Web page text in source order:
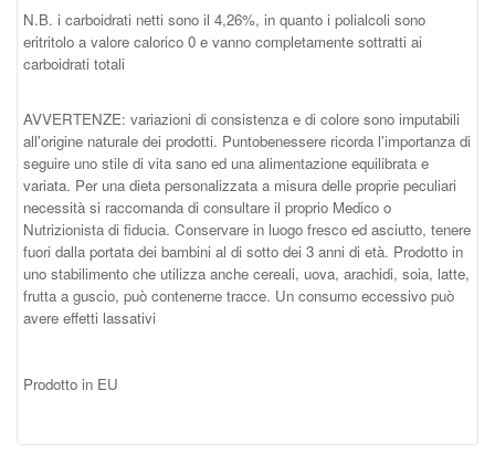
N.B. i carboidrati netti sono il 4,26%, in quanto i polialcoli sono
eritritolo a valore calorico 0 e vanno completamente sottratti ai
carboidrati totali
AVVERTENZE: variazioni di consistenza e di colore sono imputabili
all'origine naturale dei prodotti. Puntobenessere ricorda l'importanza di
seguire uno stile di vita sano ed una alimentazione equilibrata e
variata. Per una dieta personalizzata a misura delle proprie peculiari
necessità si raccomanda di consultare il proprio Medico o
Nutrizionista di fiducia. Conservare in luogo fresco ed asciutto, tenere
fuori dalla portata dei bambini al di sotto dei 3 anni di età. Prodotto in
uno stabilimento che utilizza anche cereali, uova, arachidi, soia, latte,
frutta a guscio, può contenerne tracce. Un consumo eccessivo può
avere effetti lassativi
Prodotto in EU